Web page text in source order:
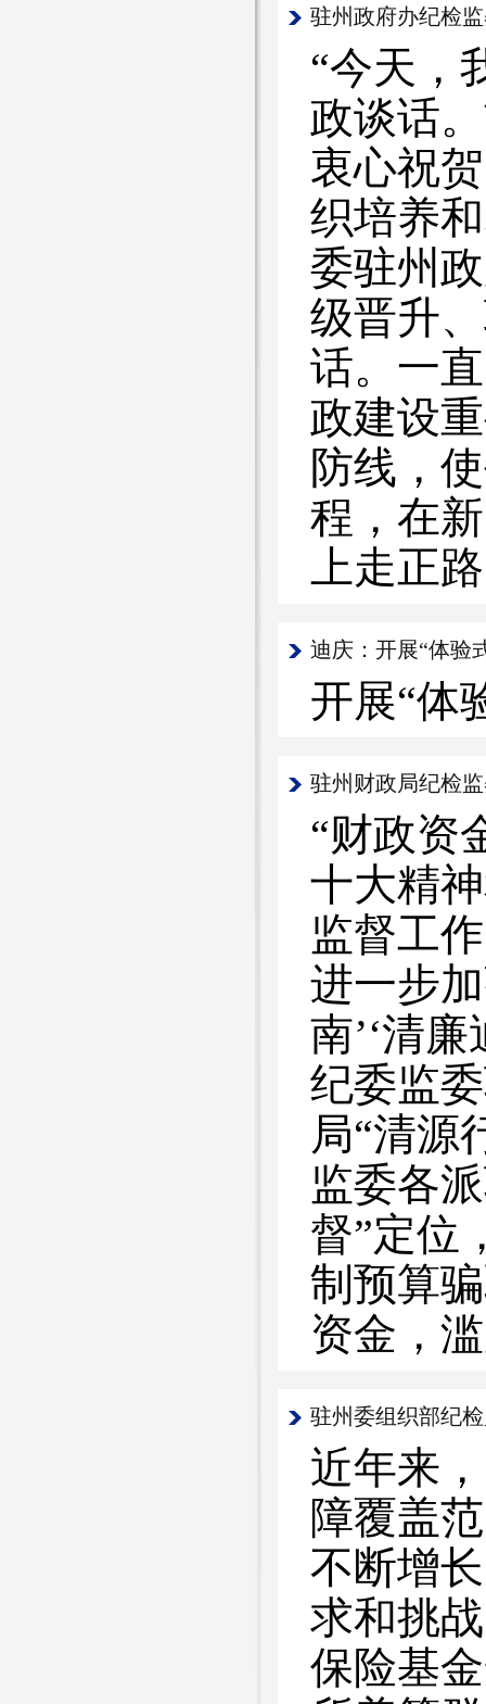
驻州政府办纪检
“今天，
政谈话
衷心祝
织培养
委驻州
级晋升
话。一
政建设
防线，
程，在
上走正
迪庆：开展“体验
开展“体
驻州财政局纪检
“财政资
十大精
监督工
进一步
南’‘清
纪委监
局“清源
监委各
督”定位
制预算
资金，
驻州委组织部纪
近年来
障覆盖
不断增
求和挑
保险基